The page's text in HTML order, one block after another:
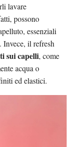
lavare
possono
essenziali
Invece, il refresh
sui capelli, come
acqua o
ed elastici​.